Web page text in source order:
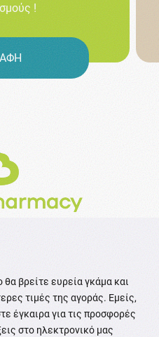
!
βρείτε ευρεία γκάμα και
τιμές της αγοράς. Εμείς,
έγκαιρα για τις προσφορές
στο ηλεκτρονικό μας